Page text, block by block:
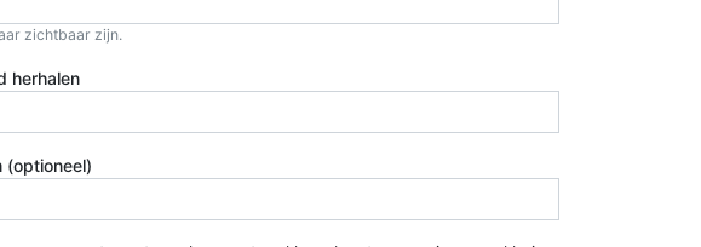
zichtbaar zijn.
herhalen
(optioneel)